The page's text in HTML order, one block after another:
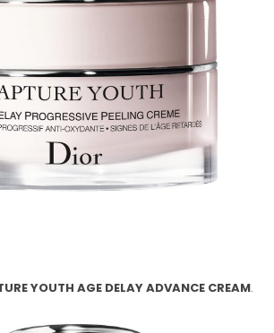
YOUTH AGE DELAY ADVANCE CREAM.